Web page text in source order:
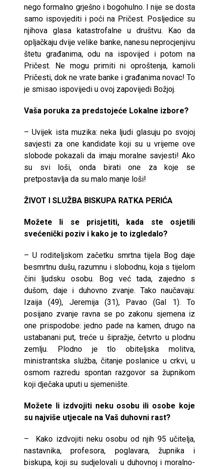
nego formalno grješno i bogohulno. I nije se dosta
samo ispovjediti i poći na Pričest. Posljedice su
njihova glasa katastrofalne u društvu. Kao da
opljačkaju dvije velike banke, nanesu neprocjenjivu
štetu građanima, odu na ispovijed i potom na
Pričest. Ne mogu primiti ni oproštenja, kamoli
Pričesti, dok ne vrate banke i građanima novac! To
je smisao ispovijedi u ovoj zapovijedi Božjoj.
Vaša poruka za predstojeće Lokalne izbore?
– Uvijek ista muzika: neka ljudi glasuju po svojoj
savjesti za one kandidate koji su u vrijeme ove
slobode pokazali da imaju moralne savjesti! Ako
su svi loši, onda birati one za koje se
pretpostavlja da su malo manje loši!
ŽIVOT I SLUŽBA BISKUPA RATKA PERIĆA
Možete li se prisjetiti, kada ste osjetili
svećenički poziv i kako je to izgledalo?
– U roditeljskom začetku smrtna tijela Bog daje
besmrtnu dušu, razumnu i slobodnu, koja s tijelom
čini ljudsku osobu. Bog već tada, zajedno s
dušom, daje i duhovno zvanje. Tako naučavaju:
Izaija (49), Jeremija (31), Pavao (Gal 1). To
posijano zvanje ravna se po zakonu sjemena iz
one prispodobe: jedno pade na kamen, drugo na
ustabanani put, treće u šipražje, četvrto u plodnu
zemlju. Plodno je tlo obiteljska molitva,
ministrantska služba, čitanje poslanice u crkvi, u
osmom razredu spontan razgovor sa župnikom
koji dječaka uputi u sjemenište.
Možete li izdvojiti neku osobu ili osobe koje
su najviše utjecale na Vaš duhovni rast?
– Kako izdvojiti neku osobu od njih 95 učitelja,
nastavnika, profesora, poglavara, župnika i
biskupa, koji su sudjelovali u duhovnoj i moralno-